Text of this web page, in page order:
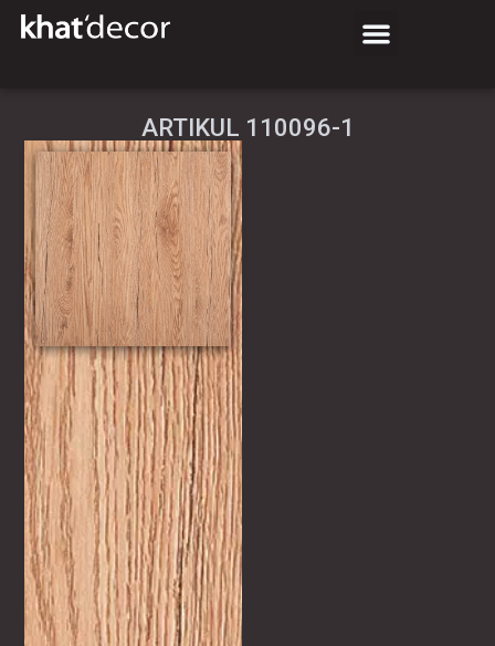
АRTIKUL 110096-1